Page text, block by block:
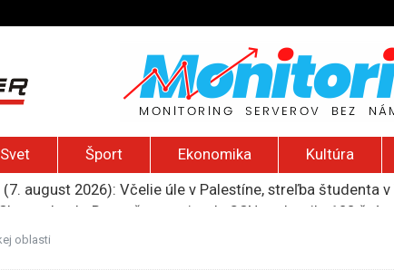
Svet Šport Ekonomika Kultúra
do Bezpečnostnej rady OSN podporilo 123
sa vo Francúzsku stretne s obeťami sexuálneho
oblasti